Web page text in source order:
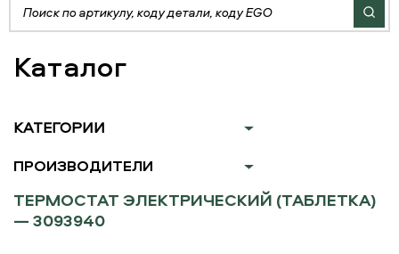
Каталог
КАТЕГОРИИ
ПРОИЗВОДИТЕЛИ
ТЕРМОСТАТ ЭЛЕКТРИЧЕСКИЙ (ТАБЛЕТКА)
— 3093940